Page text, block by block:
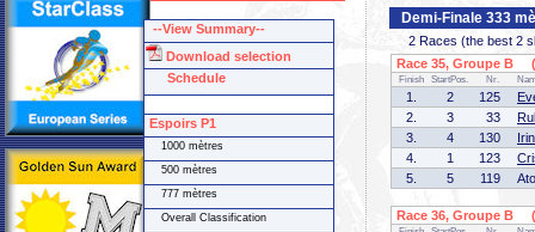
Demi-Finale 333
2 Races (the best 2
Race 35, Groupe B
Finish StartPos. Nr.
1. 2 125
2.
3 33
3.
4 130
4.
1 123
5.
5 119
Race 36, Groupe B
--View Summary--
Download selection
Schedule
Espoirs P1
1000 mètres
500 mètres
777 mètres
Overall Classification